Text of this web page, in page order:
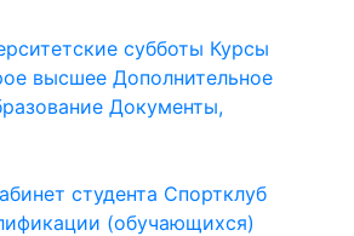
субботы Курсы
высшее Дополнительное
Документы,
студента Спортклуб
(обучающихся)